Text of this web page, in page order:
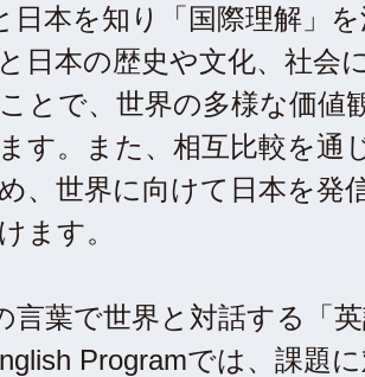
日本を知り「国際理解」
日本の歴史や文化、社会
とで、世界の多様な価値
す。また、相互比較を通
、世界に向けて日本を発
ます。
言葉で世界と対話する「
Programでは、課題